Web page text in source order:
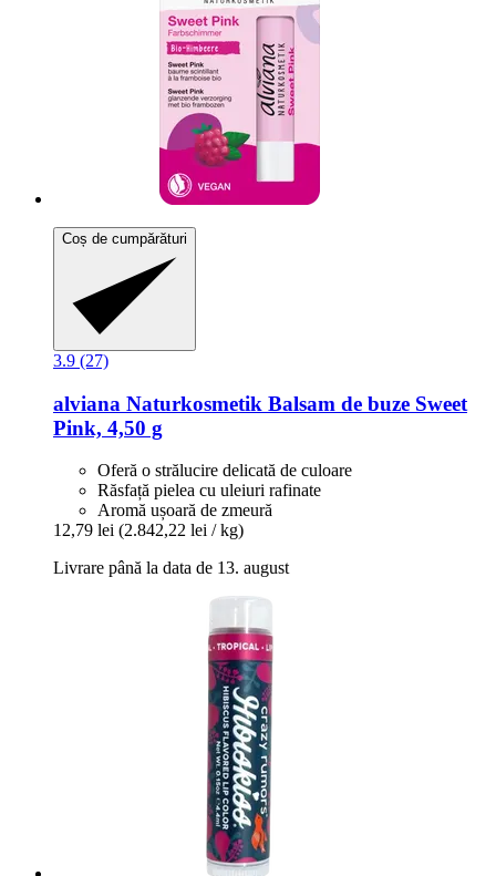
Coș de cumpărături
3.9 (27)
alviana Naturkosmetik Balsam de buze Sweet
Pink, 4,50 g
Oferă o strălucire delicată de culoare
Răsfață pielea cu uleiuri rafinate
Aromă ușoară de zmeură
12,79 lei (2.842,22 lei / kg)
Livrare până la data de 13. august